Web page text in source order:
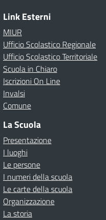
Link Esterni
MIUR
Ufficio Scolastico Regionale
Ufficio Scolastico Territoriale
Scuola in Chiaro
Iscrizioni On Line
Invalsi
Comune
La Scuola
Presentazione
I luoghi
Le persone
I numeri della scuola
Le carte della scuola
Organizzazione
La storia